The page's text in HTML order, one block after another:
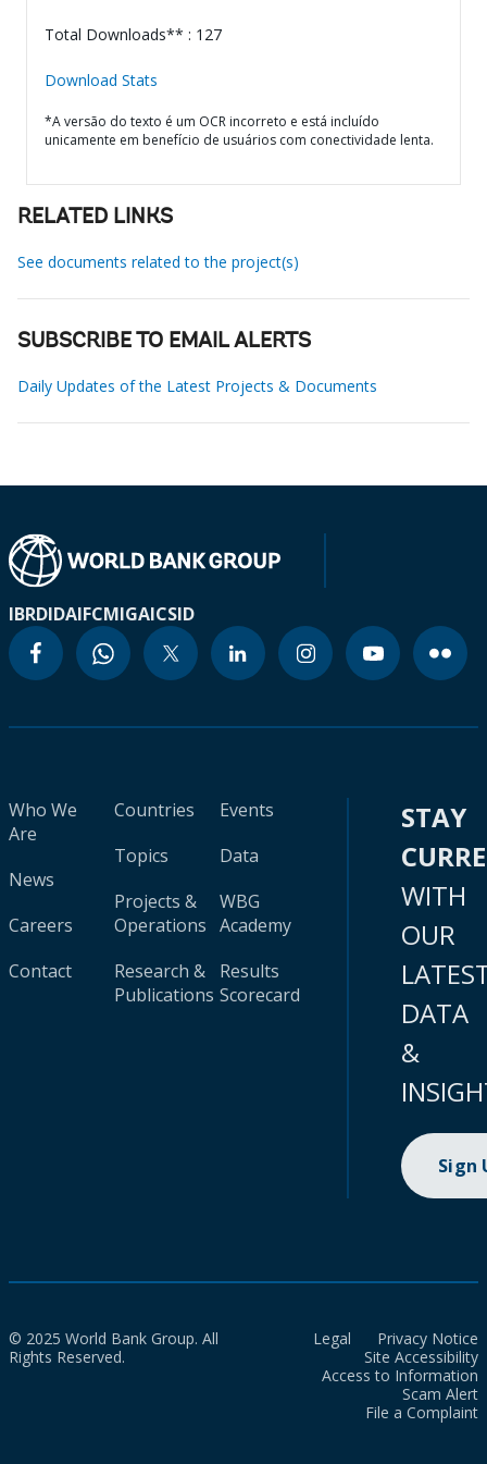
Total Downloads** : 127
Download Stats
*A versão do texto é um OCR incorreto e está incluído
unicamente em benefício de usuários com conectividade lenta.
RELATED LINKS
See documents related to the project(s)
SUBSCRIBE TO EMAIL ALERTS
Daily Updates of the Latest Projects & Documents
IBRDIDAIFCMIGAICSID
Who We
Are
News
Careers
Contact
Countries
Topics
Projects &
Operations
Research &
Publications
Events
Data
WBG
Academy
Results
Scorecard
STAY
WITH
OUR
DATA
&
Sign
© 2025 World Bank Group. All
Rights Reserved.
Legal
Privacy Notice
Site Accessibility
Access to Information
Scam Alert
File a Complaint